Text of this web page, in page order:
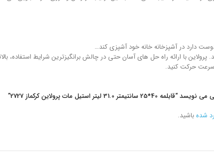
دارد در آشپزخانه خانه خود آشپزی کند…
با ارائه راه حل های آسان حتی در چالش برانگیزترین شرایط استفاده،
سرعت حرکت کنید.
لیتر استیل مات پرولاین کرکماز 2727”
شدهباشید.